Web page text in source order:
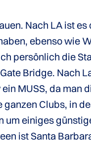
Nach LA ist es
ebenso wie
persönlich die
Bridge. Nach
MUSS, da man
Clubs, in
um einiges
ist Santa